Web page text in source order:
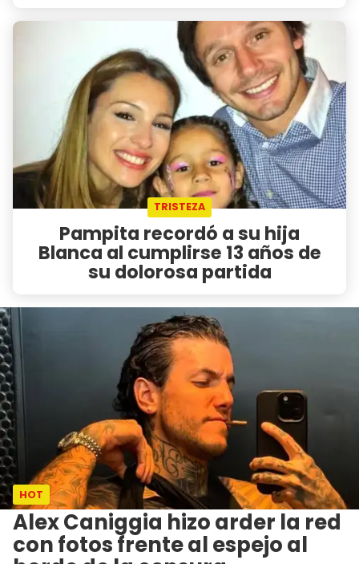
TRISTEZA
Pampita recordó a su hija
Blanca al cumplirse 13 años de
su dolorosa partida
HOT
Alex Caniggia hizo arder la red
con fotos frente al espejo al